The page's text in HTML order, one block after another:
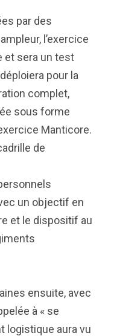
par des
l’exercice
et sera un test
pour la
complet,
sous forme
Manticore.
de
un objectif en
et le dispositif au
ensuite, avec
à « se
logistique aura vu